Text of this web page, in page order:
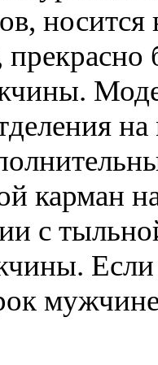
карман
с
Если